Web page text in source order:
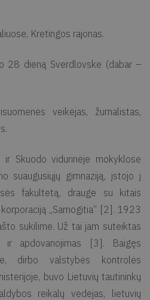
Kretingos rajonas.
28 dieną Sverdlovske (dabar –
veikėjas, žurnalistas,
ir Skuodo vidurinėje mokyklose
suaugusiųjų gimnaziją, įstojo į
fakultetą, drauge su kitais
„Samogitia“ [2]. 1923
sukilime. Už tai jam suteiktas
ir apdovanojimas [3]. Baigęs
dirbo valstybės kontrolės
buvo Lietuvių tautininkų
reikalų vedėjas, lietuvių